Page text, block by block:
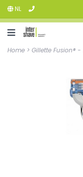
NL
Home > Gillette Fusion®